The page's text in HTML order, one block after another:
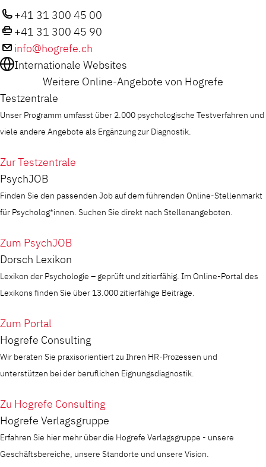
+41 31 300 45 00
+41 31 300 45 90
info@hogrefe.ch
Internationale Websites
Weitere Online-Angebote von Hogrefe
Testzentrale
Unser Programm umfasst über 2.000 psychologische Testverfahren und
viele andere Angebote als Ergänzung zur Diagnostik.
Zur Testzentrale
PsychJOB
Finden Sie den passenden Job auf dem führenden Online-Stellenmarkt
für Psycholog*innen. Suchen Sie direkt nach Stellenangeboten.
Zum PsychJOB
Dorsch Lexikon
Lexikon der Psychologie – geprüft und zitierfähig. Im Online-Portal des
Lexikons finden Sie über 13.000 zitierfähige Beiträge.
Zum Portal
Hogrefe Consulting
Wir beraten Sie praxisorientiert zu Ihren HR-Prozessen und
unterstützen bei der beruflichen Eignungsdiagnostik.
Zu Hogrefe Consulting
Hogrefe Verlagsgruppe
Erfahren Sie hier mehr über die Hogrefe Verlagsgruppe - unsere
Geschäftsbereiche, unsere Standorte und unsere Vision.